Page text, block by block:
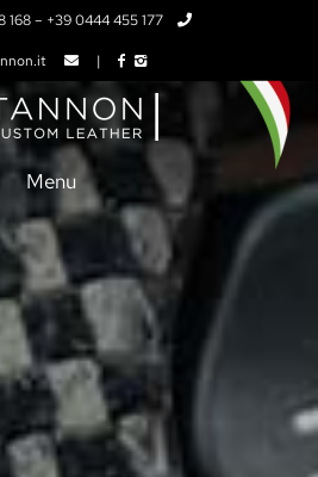
168– +39 0444 455 177
|
Menu